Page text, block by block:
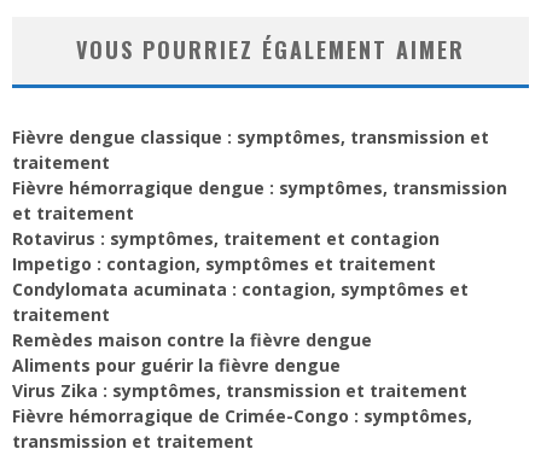
VOUS POURRIEZ ÉGALEMENT AIMER
Fièvre dengue classique : symptômes, transmission et
traitement
Fièvre hémorragique dengue : symptômes, transmission
et traitement
Rotavirus : symptômes, traitement et contagion
Impetigo : contagion, symptômes et traitement
Condylomata acuminata : contagion, symptômes et
traitement
Remèdes maison contre la fièvre dengue
Aliments pour guérir la fièvre dengue
Virus Zika : symptômes, transmission et traitement
Fièvre hémorragique de Crimée-Congo : symptômes,
transmission et traitement